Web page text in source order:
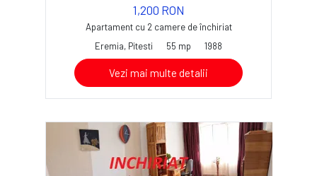
1,200 RON
Apartament cu 2 camere de închiriat
Eremia, Pitesti
55 mp 1988
Vezi mai multe detalii